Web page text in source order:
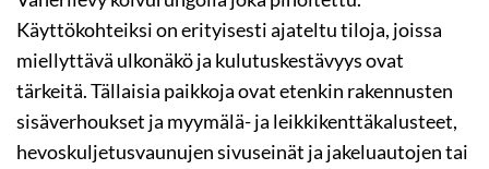
Käyttökohteiksi on erityisesti ajateltu tiloja, joissa
miellyttävä ulkonäkö ja kulutuskestävyys ovat
tärkeitä. Tällaisia paikkoja ovat etenkin rakennusten
sisäverhoukset ja myymälä- ja leikkikenttäkalusteet,
hevoskuljetusvaunujen sivuseinät ja jakeluautojen tai